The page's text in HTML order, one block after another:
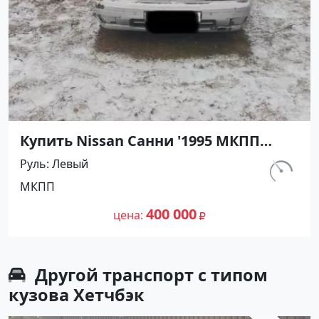
Купить Nissan Санни '1995 МКПП
(1400/90 л.с.) Бензин карбюратор
Абинск цвет Серебристый Седан по
цене 400000 рублей, объявление
№27476 на сайте Авторынок23
км.
Руль Левый
МКПП
цена 400 000
Другой транспорт с типом
кузова Хетчбэк